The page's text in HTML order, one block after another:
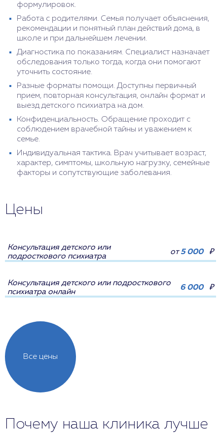
формулировок.
Работа с родителями. Семья получает объяснения,
рекомендации и понятный план действий дома, в
школе и при дальнейшем лечении.
Диагностика по показаниям. Специалист назначает
обследования только тогда, когда они помогают
уточнить состояние.
Разные форматы помощи. Доступны первичный
прием, повторная консультация, онлайн формат и
выезд детского психиатра на дом.
Конфиденциальность. Обращение проходит с
соблюдением врачебной тайны и уважением к
семье.
Индивидуальная тактика. Врач учитывает возраст,
характер, симптомы, школьную нагрузку, семейные
факторы и сопутствующие заболевания.
Цены
Все цены
Консультация детского или
подросткового психиатра
от5 000 ₽
Консультация детского или подросткового
психиатра онлайн
6 000 ₽
Почему наша клиника лучше